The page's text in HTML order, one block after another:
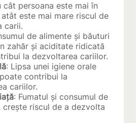
cât persoana este mai în
este mai mare riscul de
carii.
de alimente și băuturi
zahăr și aciditate ridicată
la dezvoltarea cariilor.
: Lipsa unei igiene orale
contribui la
cariilor.
: Fumatul și consumul de
riscul de a dezvolta